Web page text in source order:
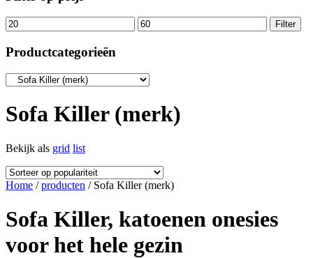
Filter
Productcategorieën
Sofa Killer (merk)
Bekijk als grid list
Home /producten / Sofa Killer (merk)
Sofa Killer, katoenen onesies
voor het hele gezin